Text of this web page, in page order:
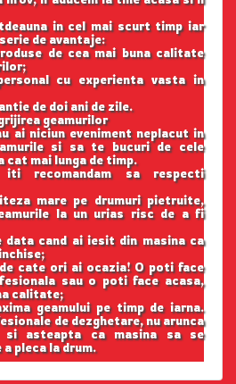
in cel mai scurt timp iar
de avantaje:
de cea mai buna calitate
cu experienta vasta in
de doi ani de zile.
geamurilor
ai niciun eveniment neplacut in
si sa te bucuri de cele
cat mai lunga de timp.
iti recomandam sa respecti
mare pe drumuri pietruite,
la un urias risc de a fi
cand ai iesit din masina ca
cate ori ai ocazia! O poti face
sau o poti face acasa,
calitate;
geamului pe timp de iarna.
de dezghetare, nu arunca
si asteapta ca masina sa se
pleca la drum.